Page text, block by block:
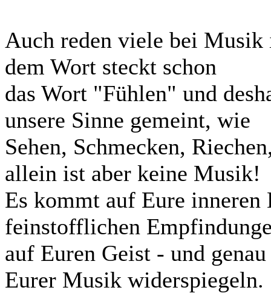
Auch reden viele bei
dem Wort steckt schon
das Wort "Fühlen" und
unsere Sinne gemeint, wie
Sehen, Schmecken,
allein ist aber keine Musik!
Es kommt auf Eure
feinstofflichen
auf Euren Geist - und
Eurer Musik widerspiegeln.